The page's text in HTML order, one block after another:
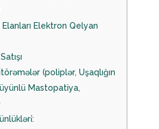
Elektron Qelyan
(poliplər, Uşaqlığın
Mastopatiya,